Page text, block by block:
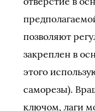
позволяют
закреплен в
этого
саморезы).
ключом, лаги